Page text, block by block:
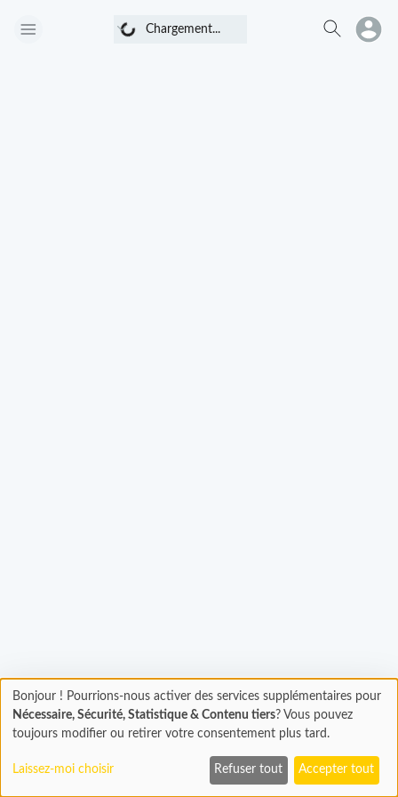
Chargement...
Chargement...
Chargement...Chargement
En cours...
Bonjour ! Pourrions-nous activer des services supplémentaires pour
Nécessaire, Sécurité, Statistique & Contenu tiers? Vous pouvez
toujours modifier ou retirer votre consentement plus tard.
Laissez-moi choisir Refuser tout Accepter tout